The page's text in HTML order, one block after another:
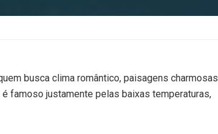
busca clima romântico, paisagens charmosas
famoso justamente pelas baixas temperaturas,